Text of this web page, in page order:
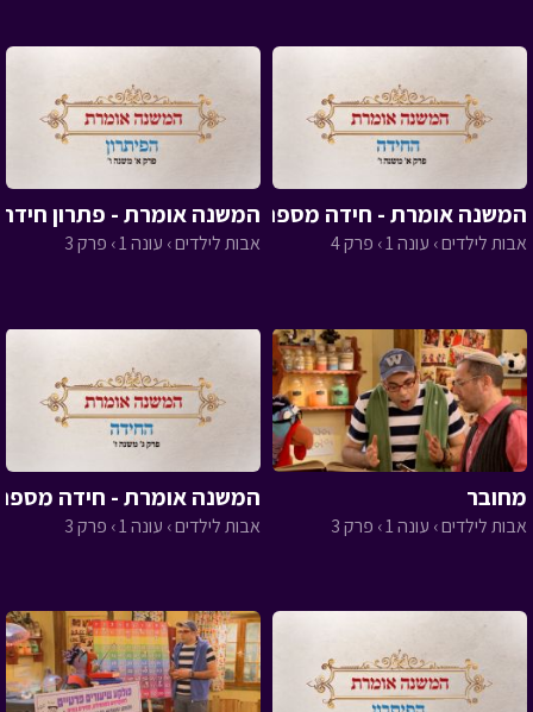
המשנה אומרת - חידה מספר 4
אבות לילדים › עונה 1 › פרק 4
המשנה אומרת - פתרון חידה
אבות לילדים › עונה 1 › פרק 3
מחובר
אבות לילדים › עונה 1 › פרק 3
המשנה אומרת - חידה מספר
אבות לילדים › עונה 1 › פרק 3